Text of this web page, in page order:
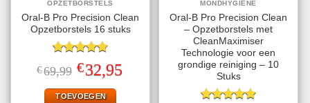
OPZETBORSTELS
Oral-B Pro Precision Clean
Opzetborstels 16 stuks
Gewaardeerd
4.78uit 5
€69,99 Oorspronkelijke
prijs
was:
€69,99.
€32,95prijs
TOEVOEGEN
MONDHYGIËNE
Oral-B Pro Precision Clean
– Opzetborstels met
CleanMaximiser
Technologie voor een
grondige reiniging – 10
Stuks